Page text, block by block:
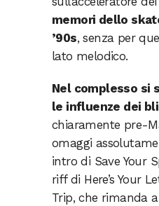
memori dello
’90s, senza per
lato melodico.
Nel complesso si
le influenze dei
chiaramente pre-
omaggi
intro di Save Your
riff di Here’s Your
Trip, che rimanda